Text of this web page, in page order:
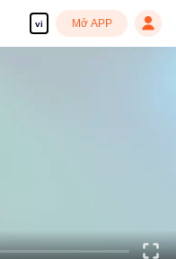
vi Mở APP